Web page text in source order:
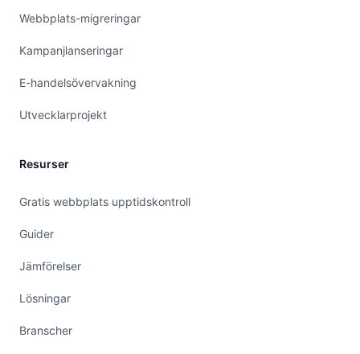
Webbplats-migreringar
Kampanjlanseringar
E-handelsövervakning
Utvecklarprojekt
Resurser
Gratis webbplats upptidskontroll
Guider
Jämförelser
Lösningar
Branscher